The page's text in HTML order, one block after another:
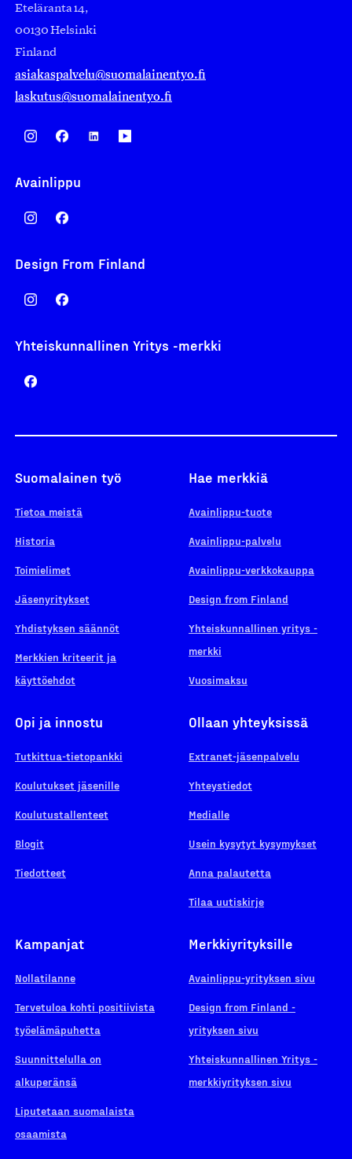
Eteläranta 14,
00130 Helsinki
Finland
asiakaspalvelu@suomalainentyo.fi
laskutus@suomalainentyo.fi
Avainlippu
Design From Finland
Yhteiskunnallinen Yritys -merkki
Suomalainen työ
Tietoa meistä
Historia
Toimielimet
Jäsenyritykset
Yhdistyksen säännöt
Merkkien kriteerit ja
käyttöehdot
Hae merkkiä
Avainlippu-tuote
Avainlippu-palvelu
Avainlippu-verkkokauppa
Design from Finland
Yhteiskunnallinen yritys -
merkki
Vuosimaksu
Opi ja innostu
Tutkittua-tietopankki
Koulutukset jäsenille
Koulutustallenteet
Blogit
Tiedotteet
Ollaan yhteyksissä
Extranet-jäsenpalvelu
Yhteystiedot
Medialle
Usein kysytyt kysymykset
Anna palautetta
Tilaa uutiskirje
Kampanjat
Nollatilanne
Tervetuloa kohti positiivista
työelämäpuhetta
Suunnittelulla on
alkuperänsä
Liputetaan suomalaista
osaamista
Merkkiyrityksille
Avainlippu-yrityksen sivu
Design from Finland -
yrityksen sivu
Yhteiskunnallinen Yritys -
merkkiyrityksen sivu